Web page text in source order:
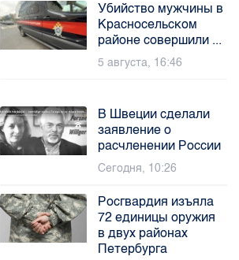
Убийство мужчины в
Красносельском
районе совершили ...
5 августа, 16:46
В Швеции сделали
заявление о
расчленении России
Сегодня, 10:26
Росгвардия изъяла
72 единицы оружия
в двух районах
Петербурга